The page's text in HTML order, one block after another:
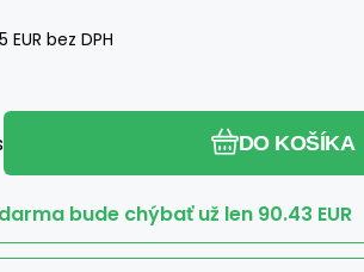
EUR bez DPH
DO KOŠÍKA
bude chýbať už len 90.43 EUR